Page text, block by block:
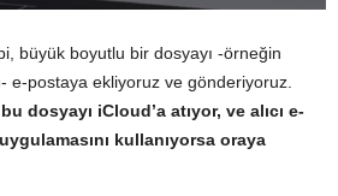
büyük boyutlu bir dosyayı -örneğin
e-postaya ekliyoruz ve gönderiyoruz.
dosyayı iCloud’a atıyor, ve alıcı e-
kullanıyorsa oraya